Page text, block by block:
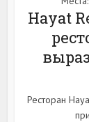
Hayat
Ресторан